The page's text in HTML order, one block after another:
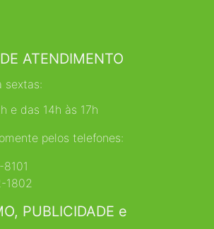
ATENDIMENTO
sextas:
e das 14h às 17h
pelos telefones:
1802
PUBLICIDADE e